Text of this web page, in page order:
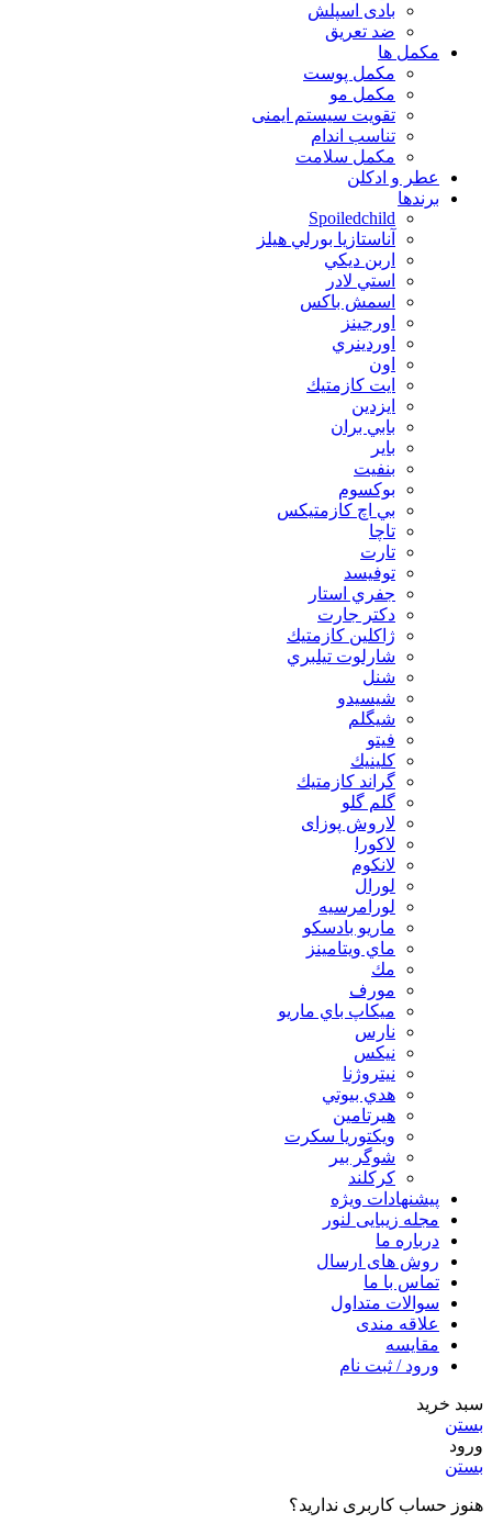
بادی اسپلش
ضد تعریق
مكمل ها
مکمل پوست
مکمل مو
تقویت سیستم ایمنی
تناسب اندام
مکمل سلامت
عطر و ادکلن
برندها
Spoiledchild
آناستازيا بورلي هيلز
اربن ديكي
استي لادر
اسمش باكس
اورجينز
اوردينري
اون
ايت كازمتيك
ايزدين
بابي بران
بایر
بنفيت
بوكسوم
بي اچ كازمتيكس
تاچا
تارت
توفيسد
جفري استار
دكتر جارت
ژاكلين كازمتيك
شارلوت تيلبري
شنل
شيسيدو
شیگلم
فيتو
كلينيك
گراند كازمتيك
گلم گلو
لاروش پوزای
لاكورا
لانكوم
لورال
لورامرسيه
ماريو بادسكو
ماي ويتامينز
مك
مورف
ميكاپ باي ماريو
نارس
نيكس
نیتروژنا
هدي بيوتي
هیرتامین
ویکتوریا سکرت
شوگر بير
کرکلند
پیشنهادات ویژه
مجله زیبایی لنور
درباره ما
روش های ارسال
تماس با ما
سوالات متداول
علاقه مندی
مقایسه
ورود / ثبت نام
سبد خرید
بستن
ورود
بستن
هنوز حساب کاربری ندارید؟